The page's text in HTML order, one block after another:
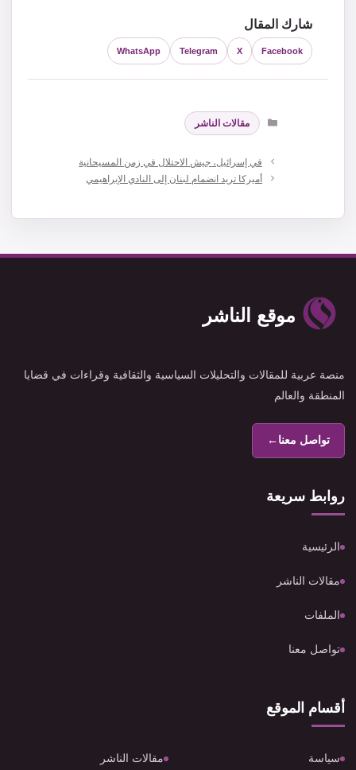
شارك المقال
Facebook
X
Telegram
WhatsApp
التصنيفات
مقالات الناشر
في إسرائيل، جيش الاحتلال في زمن المسيحانية
أميركا تريد انضمام لبنان إلى النادي الإبراهيمي
موقع الناشر
منصة عربية للمقالات والتحليلات السياسية والثقافية وقراءات في قضايا
المنطقة والعالم
تواصل معنا←
روابط سريعة
الرئيسية
مقالات الناشر
الملفات
تواصل معنا
أقسام الموقع
سياسة مقالات الناشر